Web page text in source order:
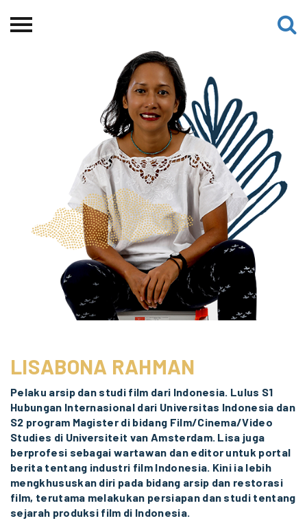
Beranda
Sekolah Pemikiran
Proyek Terdahulu
Kredit Web-site
LISABONA RAHMAN
Pelaku arsip dan studi film dari Indonesia. Lulus S1
Hubungan Internasional dari Universitas Indonesia dan
S2 program Magister di bidang Film/Cinema/Video
Studies di Universiteit van Amsterdam. Lisa juga
berprofesi sebagai wartawan dan editor untuk portal
berita tentang industri film Indonesia. Kini ia lebih
mengkhususkan diri pada bidang arsip dan restorasi
film, terutama melakukan persiapan dan studi tentang
sejarah produksi film di Indonesia.